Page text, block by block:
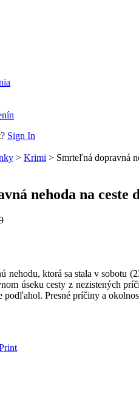
Sign In
> Krimi > Smrteľná dopravná
nehoda na
nehodu, ktorá sa stala v sobotu
úseku cesty z nezistených
podľahol. Presné príčiny a